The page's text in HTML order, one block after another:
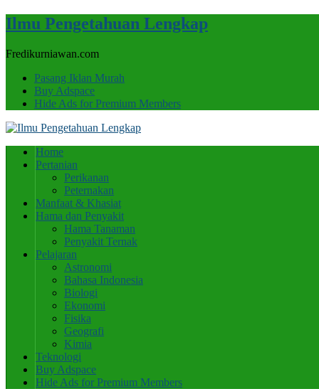
Ilmu Pengetahuan Lengkap
Fredikurniawan.com
Pasang Iklan Murah
Buy Adspace
Hide Ads for Premium Members
Home
Pertanian
Perikanan
Peternakan
Manfaat & Khasiat
Hama dan Penyakit
Hama Tanaman
Penyakit Ternak
Pelajaran
Astronomi
Bahasa Indonesia
Biologi
Ekonomi
Fisika
Geografi
Kimia
Teknologi
Buy Adspace
Hide Ads for Premium Members